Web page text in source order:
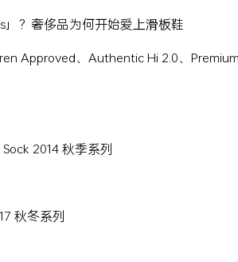
」？奢侈品为何开始爱上滑板鞋
Approved、Authentic Hi 2.0、
2014 秋季系列
秋冬系列